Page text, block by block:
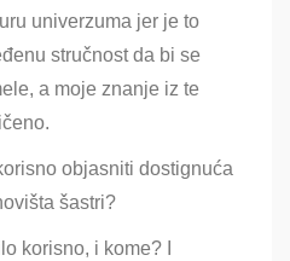
univerzuma jer je to
stručnost da bi se
a moje znanje iz te
objasniti dostignuća
šastri?
korisno, i kome? I